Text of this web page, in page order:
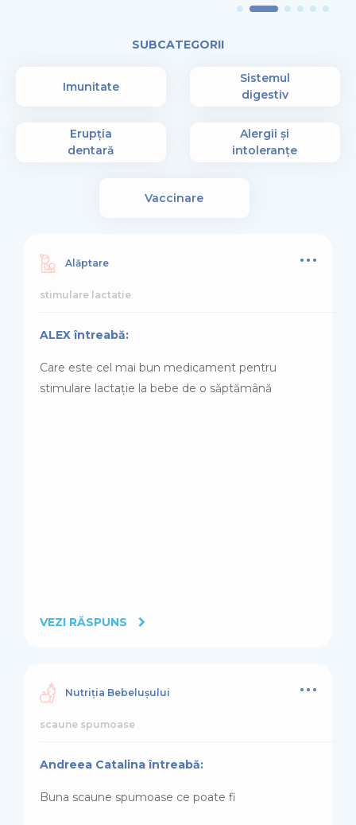
SUBCATEGORII
Imunitate
Sistemul
digestiv
Erupția
dentară
Alergii și
intoleranțe
Vaccinare
Alăptare
stimulare lactatie
ALEX întreabă:
Care este cel mai bun medicament pentru
stimulare lactație la bebe de o săptămână
VEZI RĂSPUNS
Nutriția Bebelușului
scaune spumoase
Andreea Catalina întreabă:
Buna scaune spumoase ce poate fi